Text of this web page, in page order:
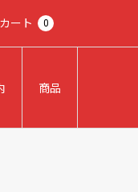
カート 0
商品